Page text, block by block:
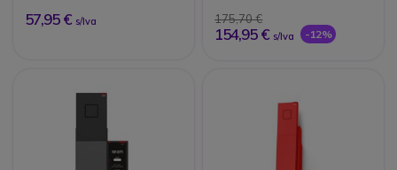
57,95 € s/Iva
175,70 €
154,95 € s/Iva -12%